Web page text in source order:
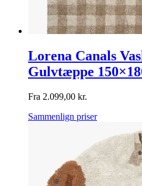
Lorena Canals
Gulvtæppe
Fra 2.099,00 kr.
Sammenlign priser